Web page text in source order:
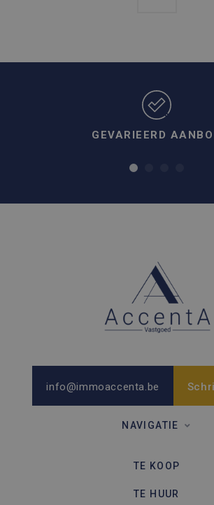
GEVARIEERD
info@immoaccenta.be
NAVIGATIE
TE KOOP
TE HUUR